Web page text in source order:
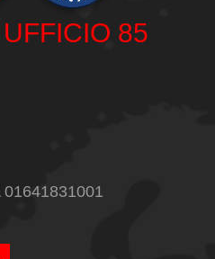
85
01641831001